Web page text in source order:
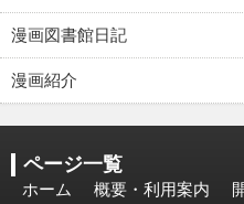
漫画図書館日記
漫画紹介
ページ一覧
ホーム 概要・利用案内